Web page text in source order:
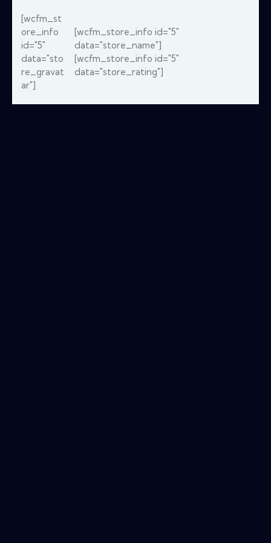
[wcfm_st
ore_info
id="5"
data="sto
re_gravat
ar"]
[wcfm_store_info id="5"
data="store_name"]
[wcfm_store_info id="5"
data="store_rating"]